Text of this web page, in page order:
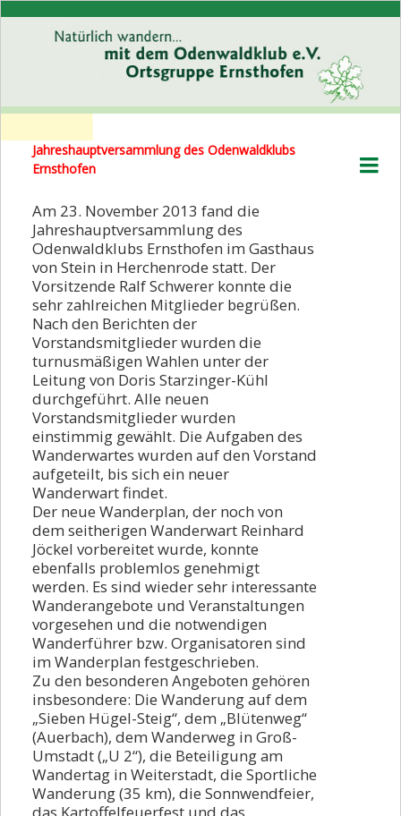
Willkommen
Programm
Rückblick
Rückblick 2026
Rückblick 2025
Rückblick 2024
Rückblick 2023
Rückblick 2022
Rückblick 2021
Rückblick 2020
Rückblick 2019
Rückblick 2018
Rückblick 2017
Rückblick 2016
Rückblick 2015
Rückblick 2014
Rückblick 2013
Start 2013
Hutzelstraße
Wanderer-Ehrung
Si6
Jahreshauptversammlung des Odenwaldklubs
Ernsthofen
Am 23. November 2013 fand die
Jahreshauptversammlung des
Odenwaldklubs Ernsthofen im Gasthaus
von Stein in Herchenrode statt. Der
Vorsitzende Ralf Schwerer konnte die
sehr zahlreichen Mitglieder begrüßen.
Nach den Berichten der
Vorstandsmitglieder wurden die
turnusmäßigen Wahlen unter der
Leitung von Doris Starzinger-Kühl
durchgeführt. Alle neuen
Vorstandsmitglieder wurden
einstimmig gewählt. Die Aufgaben des
Wanderwartes wurden auf den Vorstand
aufgeteilt, bis sich ein neuer
Wanderwart findet.
Der neue Wanderplan, der noch von
dem seitherigen Wanderwart Reinhard
Jöckel vorbereitet wurde, konnte
ebenfalls problemlos genehmigt
werden. Es sind wieder sehr interessante
Wanderangebote und Veranstaltungen
vorgesehen und die notwendigen
Wanderführer bzw. Organisatoren sind
im Wanderplan festgeschrieben.
Zu den besonderen Angeboten gehören
insbesondere: Die Wanderung auf dem
„Sieben Hügel-Steig“, dem „Blütenweg“
(Auerbach), dem Wanderweg in Groß-
Umstadt („U 2“), die Beteiligung am
Wandertag in Weiterstadt, die Sportliche
Wanderung (35 km), die Sonnwendfeier,